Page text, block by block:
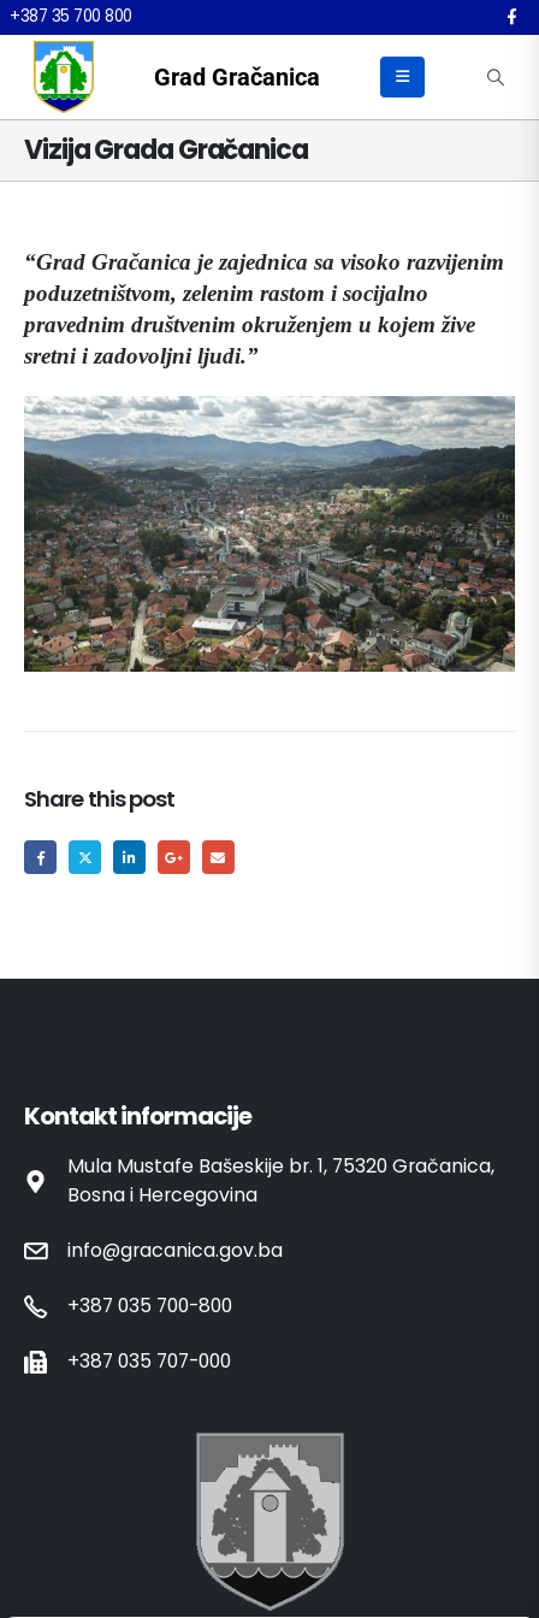
+387 35 700 800
Grad Gračanica
Vizija Grada Gračanica
“Grad Gračanica je zajednica sa visoko razvijenim
poduzetništvom, zelenim rastom i socijalno
pravednim društvenim okruženjem u kojem žive
sretni i zadovoljni ljudi.”
Share this post
Kontakt informacije
Mula Mustafe Bašeskije br. 1, 75320 Gračanica,
Bosna i Hercegovina
info@gracanica.gov.ba
+387 035 700-800
+387 035 707-000